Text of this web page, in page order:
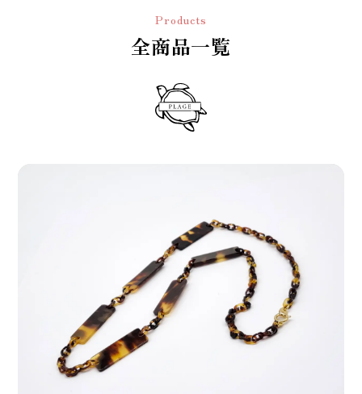
Products
全商品一覧